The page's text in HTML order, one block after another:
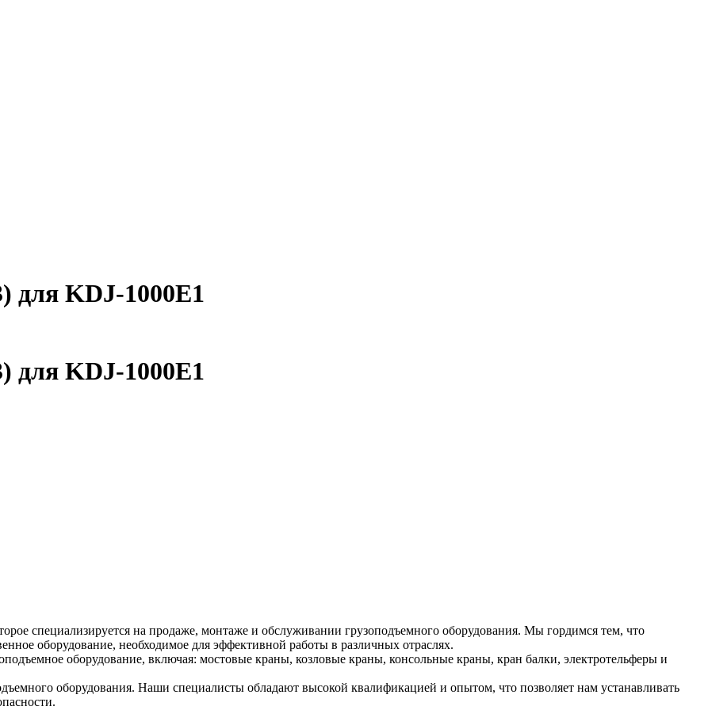
для KDJ-1000E1
для KDJ-1000E1
специализируется на продаже, монтаже и обслуживании грузоподъемного оборудования. Мы гордимся тем, что
оборудование, необходимое для эффективной работы в различных отраслях.
оборудование, включая: мостовые краны, козловые краны, консольные краны, кран балки, электротельферы и
оборудования. Наши специалисты обладают высокой квалификацией и опытом, что позволяет нам устанавливать